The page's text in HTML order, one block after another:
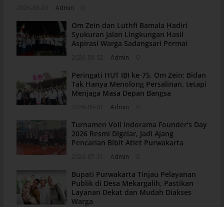
Admin
Om Zein dan Luthfi Bamala Hadiri
Syukuran Jalan Lingkungan Hasil
Aspirasi Warga Sadangsari Permai
Admin
Peringati HUT IBI ke-75, Om Zein: Bidan
Tak Hanya Menolong Persalinan, tetapi
Menjaga Masa Depan Bangsa
Admin
Turnamen Voli Indorama Founder’s Day
2026 Resmi Digelar, Jadi Ajang
Pencarian Bibit Atlet Purwakarta
Admin
Bupati Purwakarta Tinjau Pelayanan
Publik di Desa Mekargalih, Pastikan
Layanan Dekat dan Mudah Diakses
Warga